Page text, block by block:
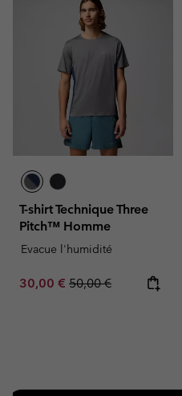
T-shirt Technique Three
Pitch™ Homme
Evacue l'humidité
Sale price:
30,00 € Regular price:
50,00 €